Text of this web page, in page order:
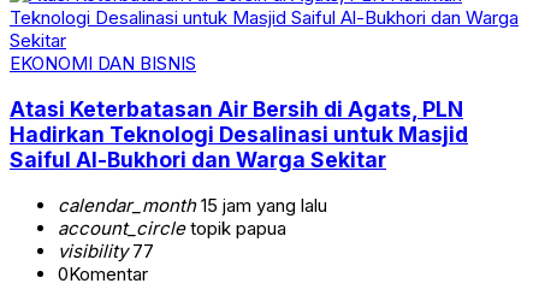
EKONOMI DAN BISNIS
Atasi Keterbatasan Air Bersih di Agats, PLN
Hadirkan Teknologi Desalinasi untuk Masjid
Saiful Al-Bukhori dan Warga Sekitar
calendar_month15 jam yang lalu
account_circletopik papua
visibility77
0Komentar